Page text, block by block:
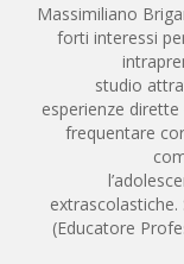
Massimiliano
forti interessi
studio
esperienze
frequentare
extrascolastiche.
(Educatore